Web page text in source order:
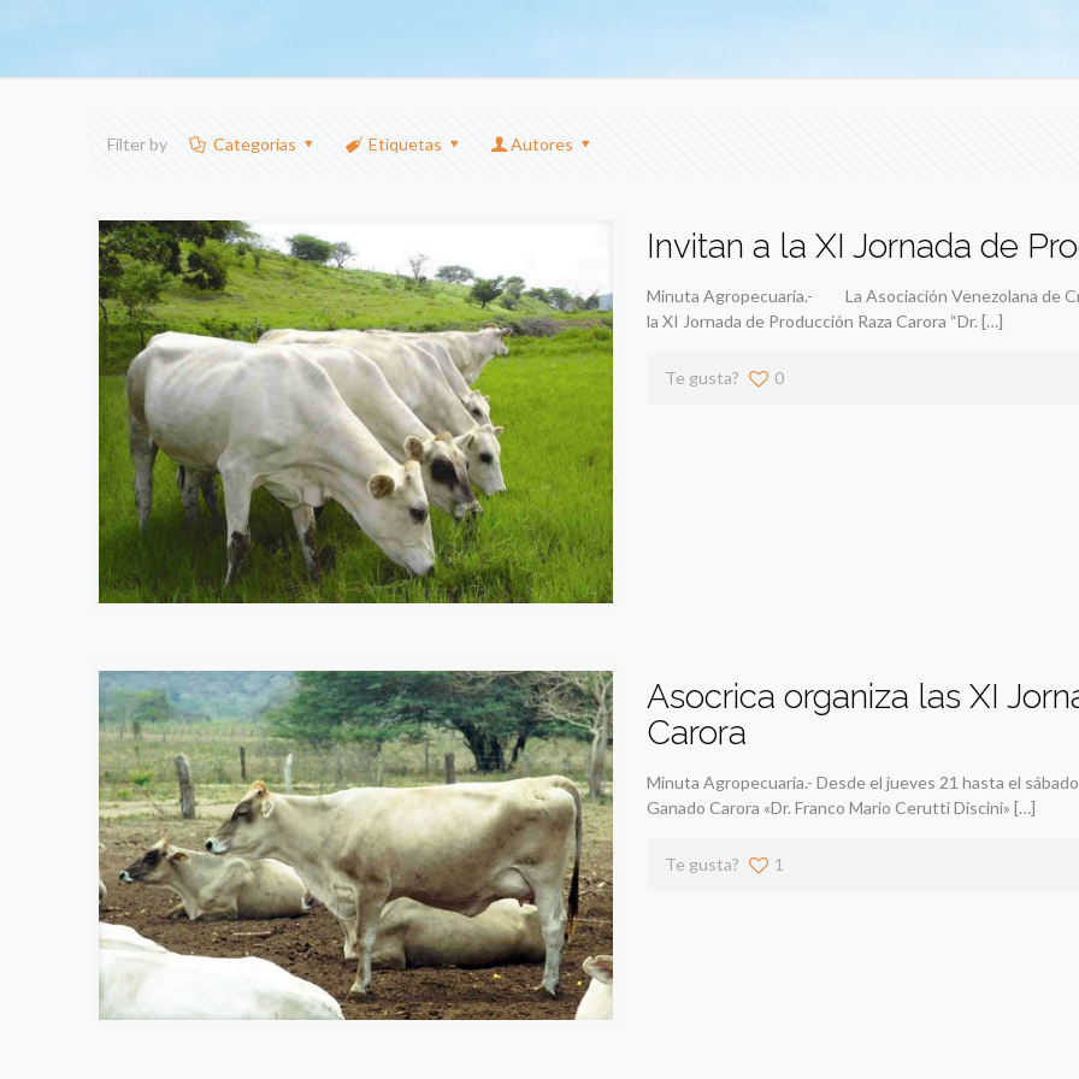
Filter by Categorias Etiquetas Autores
Invitan a la XI Jornada de
Minuta Agropecuaria.- La Asociación Venezolana de
la XI Jornada de Producción Raza Carora “Dr. […]
Te gusta? 0
Asocrica organiza las XI
Carora
Minuta Agropecuaria.- Desde el jueves 21 hasta el
Ganado Carora «Dr. Franco Mario Cerutti Discini» […]
Te gusta? 1